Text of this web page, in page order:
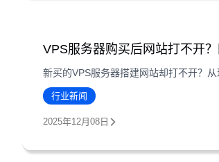
VPS服务器购买后网站打不开
行业新闻
2025年12月08日